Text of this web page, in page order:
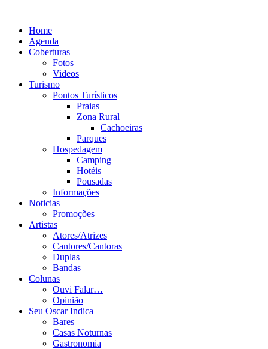
conteúdo
Home
Agenda
Coberturas
Fotos
Videos
Turismo
Pontos Turísticos
Praias
Zona Rural
Cachoeiras
Parques
Hospedagem
Camping
Hotéis
Pousadas
Informações
Noticias
Promoções
Artistas
Atores/Atrizes
Cantores/Cantoras
Duplas
Bandas
Colunas
Ouvi Falar…
Opinião
Seu Oscar Indica
Bares
Casas Noturnas
Gastronomia